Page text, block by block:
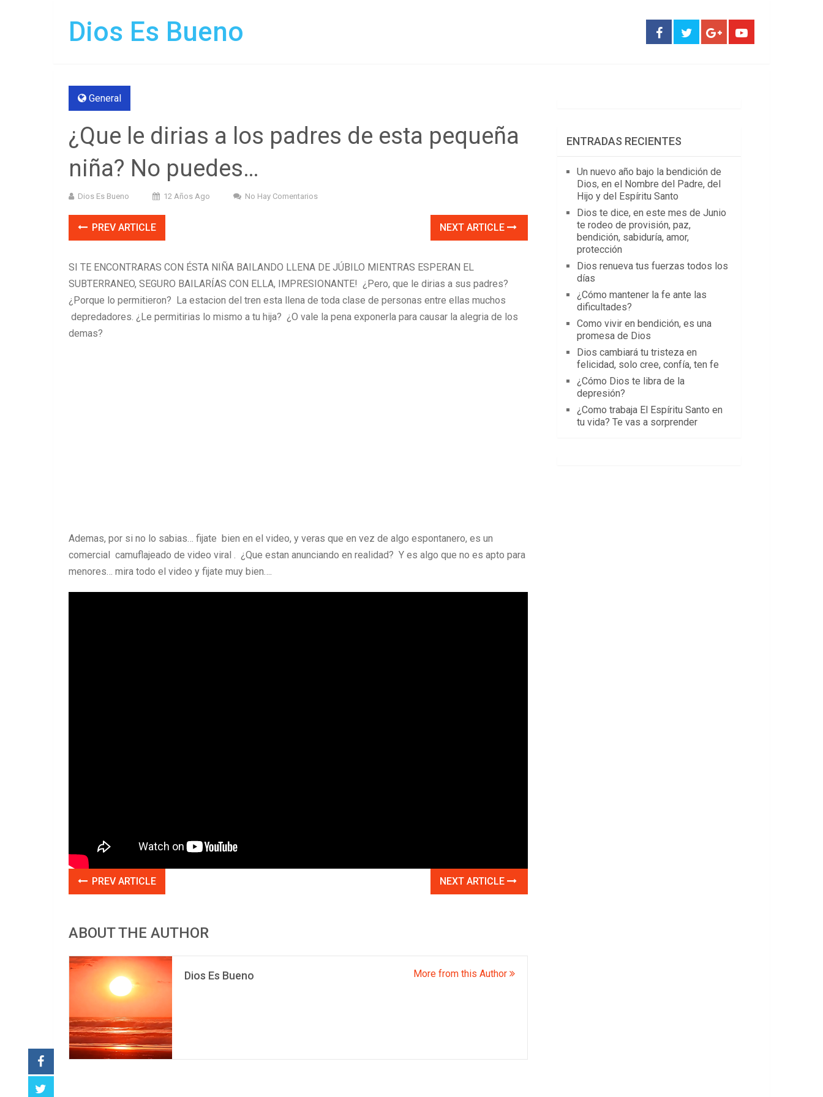
Dios Es Bueno
General
¿Que le dirias a los padres de esta pequeña
niña? No puedes…
Dios Es Bueno 12 Años Ago No Hay Comentarios
PREV ARTICLE NEXT ARTICLE
SI TE ENCONTRARAS CON ÉSTA NIÑA BAILANDO LLENA DE JÚBILO MIENTRAS ESPERAN EL
SUBTERRANEO, SEGURO BAILARÍAS CON ELLA, IMPRESIONANTE! ¿Pero, que le dirias a sus padres?
¿Porque lo permitieron? La estacion del tren esta llena de toda clase de personas entre ellas muchos
depredadores. ¿Le permitirias lo mismo a tu hija? ¿O vale la pena exponerla para causar la alegria de los
demas?
Ademas, por si no lo sabias… fijate bien en el video, y veras que en vez de algo espontanero, es un
comercial camuflajeado de video viral . ¿Que estan anunciando en realidad? Y es algo que no es apto para
menores… mira todo el video y fijate muy bien….
PREV ARTICLE NEXT ARTICLE
ABOUT THE AUTHOR
Dios Es Bueno More from this Author
ENTRADAS RECIENTES
Un nuevo año bajo la bendición de
Dios, en el Nombre del Padre, del
Hijo y del Espíritu Santo
Dios te dice, en este mes de Junio
te rodeo de provisión, paz,
bendición, sabiduría, amor,
protección
Dios renueva tus fuerzas todos los
días
¿Cómo mantener la fe ante las
dificultades?
Como vivir en bendición, es una
promesa de Dios
Dios cambiará tu tristeza en
felicidad, solo cree, confía, ten fe
¿Cómo Dios te libra de la
depresión?
¿Como trabaja El Espíritu Santo en
tu vida? Te vas a sorprender